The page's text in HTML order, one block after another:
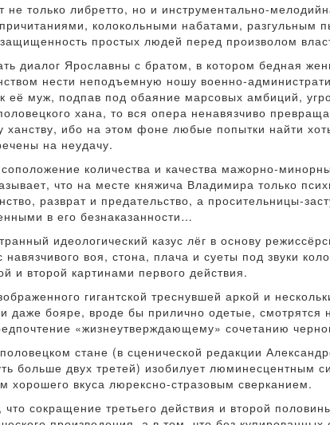
не только либретто, но и инструментально-
колокольными набатами,
простых людей перед произволом
диалог Ярославны с братом, в котором бедная
нести неподъемную ношу военно-
её муж, подпав под обаяние марсовых амбиций,
хана, то вся опера ненавязчиво
ханству, ибо на этом фоне любые попытки найти
на неудачу.
количества и качества мажорно-
что на месте княжича Владимира только
разврат и предательство, а просительницы-
в его безнаказанности…
идеологический казус лёг в основу
навязчивого воя, стона, плача и суеты под звуки
и второй картинами первого действия.
гигантской треснувшей аркой и
даже бояре, вроде бы прилично одетые, смотрятся
«жизнеутверждающему» сочетанию
стане (в сценической редакции
больше двух третей) изобилует люминесцентным
хорошего вкуса люрексно-стразовым сверканием.
сокращение третьего действия и второй